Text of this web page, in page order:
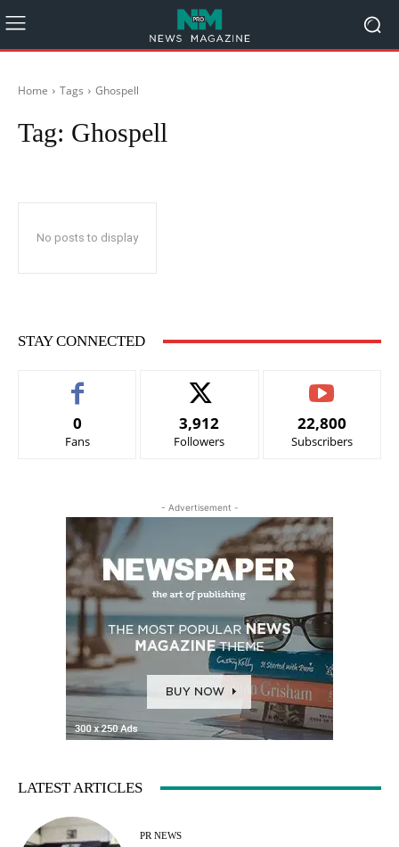
Home Tags Ghospell
Tag: Ghospell
No posts to display
STAY CONNECTED
0
Fans
3,912
Followers
22,800
Subscribers
- Advertisement -
LATEST ARTICLES
PR NEWS